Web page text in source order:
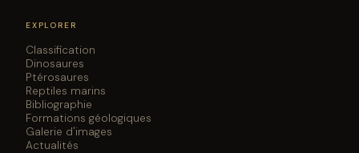
EXPLORER
Classification
Dinosaures
Ptérosaures
Reptiles marins
Bibliographie
Formations géologiques
Galerie d'images
Actualités